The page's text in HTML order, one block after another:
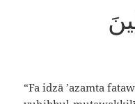
“Fa idzā ’azamta